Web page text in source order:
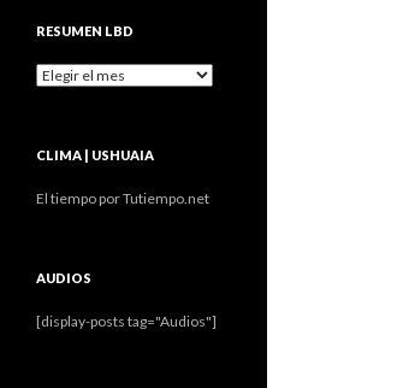
RESUMEN LBD
Resumen
CLIMA | USHUAIA
El tiempo por Tutiempo.net
AUDIOS
[display-posts tag="Audios"]